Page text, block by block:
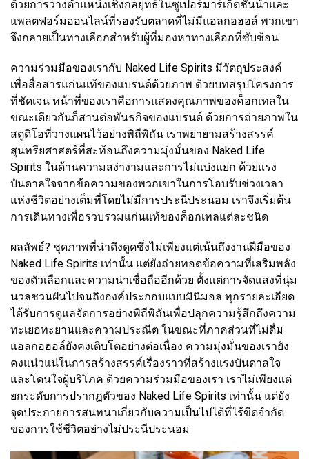
ด้วยการวางตำแหน่งเชิงกลยุทธ์ในซูเปอร์มาร์เก็ตชั้นนำและ
แพลตฟอร์มออนไลน์ที่รองรับตลาดที่ไม่มีแอลกอฮอล์ พวกเขา
จึงกลายเป็นทางเลือกสำหรับผู้ที่มองหาทางเลือกที่ซับซ้อน
ความร่วมมือของเรากับ Naked Life Spirits มีวัตถุประสงค์
เพื่อสื่อสารแก่นแท้ของแบรนด์ด้วยภาพ ด้วยบทสรุปโครงการ
ที่ชัดเจน หน้าที่ของเราคือการแสดงคุณภาพของค็อกเทลใน
ขณะเดียวกันก็สานต่อพันธกิจของแบรนด์ ด้วยการถ่ายภาพใน
สตูดิโอที่วางแผนไว้อย่างพิถีพิถัน เราพยายามสร้างสรรค์
สุนทรียศาสตร์ที่สะท้อนถึงความมุ่งมั่นของ Naked Life
Spirits ในด้านความสง่างามและการไม่แบ่งแยก ด้วยแรง
บันดาลใจจากข้อความของพวกเขาในการโอบรับช่วงเวลา
แห่งชีวิตอย่างเต็มที่โดยไม่มีการประนีประนอม เราจึงเริ่มต้น
การเดินทางเพื่อรวบรวมแก่นแท้ของค็อกเทลแต่ละชนิด
ผลลัพธ์? ชุดภาพที่น่าดึงดูดซึ่งไม่เพียงแต่เน้นถึงงานฝีมือของ
Naked Life Spirits เท่านั้น แต่ยังถ่ายทอดข้อความที่เสริมพลัง
ของตัวเลือกและความน่าเชื่อถืออีกด้วย ตั้งแต่การจัดแสงที่นุ่ม
นวลชวนฝันไปจนถึงองค์ประกอบแบบมินิมอล ทุกรายละเอียด
ได้รับการดูแลจัดการอย่างพิถีพิถันเพื่อปลุกความรู้สึกถึงความ
ทะเยอทะยานและความประณีต ในขณะที่ภาคส่วนที่ไม่ดื่ม
แอลกอฮอล์ยังคงเติบโตอย่างต่อเนื่อง ความมุ่งมั่นของเรายัง
คงแน่วแน่ในการสร้างสรรค์เรื่องราวที่สร้างแรงบันดาลใจ
และโดนใจผู้บริโภค ด้วยความร่วมมือของเรา เราไม่เพียงแต่
ยกระดับการปรากฏตัวของ Naked Life Spirits เท่านั้น แต่ยัง
จุดประกายการสนทนาเกี่ยวกับความเป็นไปได้ที่ไร้ขีดจำกัด
ของการใช้ชีวิตอย่างไม่ประนีประนอม